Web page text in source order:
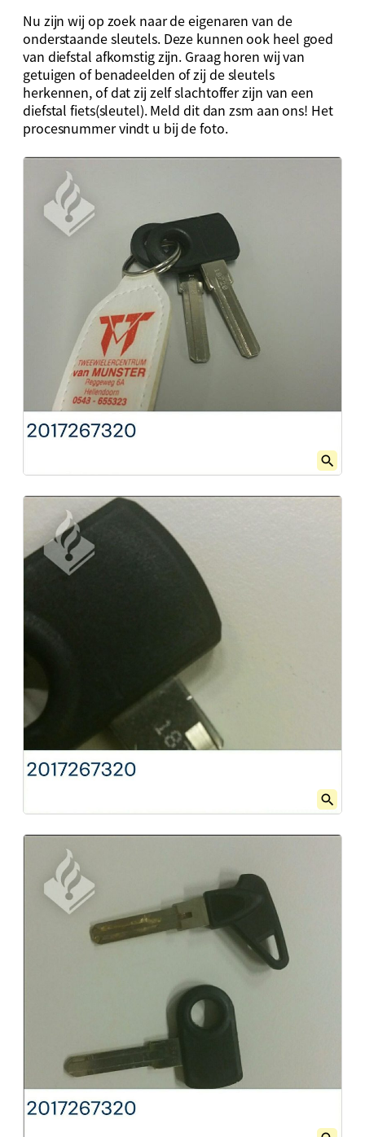
Nu zijn wij op zoek naar de eigenaren van de
onderstaande sleutels. Deze kunnen ook heel goed
van diefstal afkomstig zijn. Graag horen wij van
getuigen of benadeelden of zij de sleutels
herkennen, of dat zij zelf slachtoffer zijn van een
diefstal fiets(sleutel). Meld dit dan zsm aan ons! Het
procesnummer vindt u bij de foto.